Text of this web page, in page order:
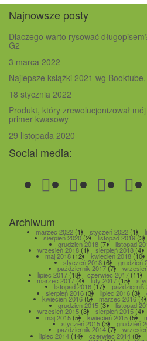
Najnowsze posty
Dlaczego warto rysować
G2
3 marca 2022
Najlepsze książki 2021 wg
18 stycznia 2022
Produkt, który zrewolucjonizował
primer kwasowy
29 listopada 2020
Social media:
Archiwum
marzec 2022(1) styczeń 2022(1)
sierpień 2020(2) listopad 2019(3)
grudzień 2018 (7) listopad
wrzesień 2018(1) sierpień 2018(4)
maj 2018(12) kwiecień 2018(10)
styczeń 2018(6) grudzień
październik 2017(7)
lipiec 2017(18) czerwiec 2017(11)
marzec 2017(4) luty 2017(15)
listopad 2016(17) październik
sierpień 2016(3) lipiec 2016(3)
kwiecień 2016(5) marzec 2016(4)
grudzień 2015 (3) listopad
wrzesień 2015(3) sierpień 2015(4)
maj 2015(5) kwiecień 2015(5)
styczeń 2015(3) grudzień
październik 2014(7)
lipiec 2014(14) czerwiec 2014(8)